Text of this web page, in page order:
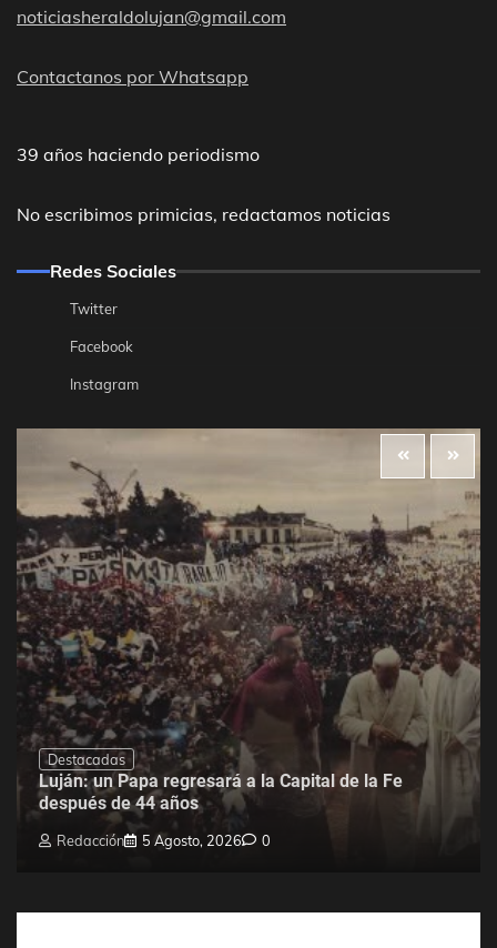
noticiasheraldolujan@gmail.com
Contactanos por Whatsapp
39 años haciendo periodismo
No escribimos primicias, redactamos noticias
Redes Sociales
Twitter
Facebook
Instagram
Destacadas
Luján: un Papa regresará a la Capital de la Fe
después de 44 años
Redacción 5 Agosto, 2026 0